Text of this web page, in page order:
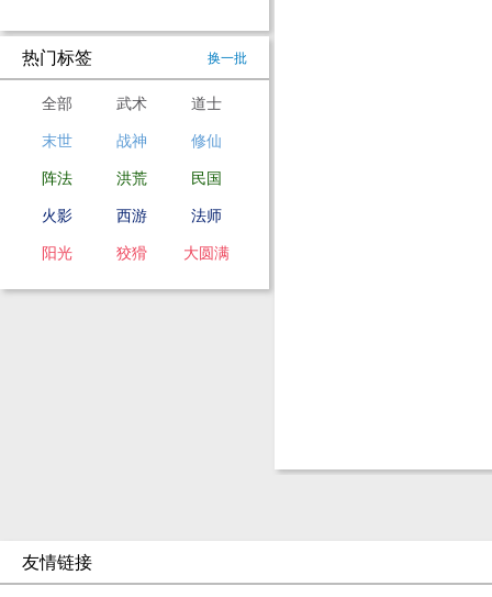
热门标签 换一批
全部 武术 道士
末世 战神 修仙
阵法 洪荒 民国
火影 西游 法师
阳光 狡猾 大圆满
友情链接